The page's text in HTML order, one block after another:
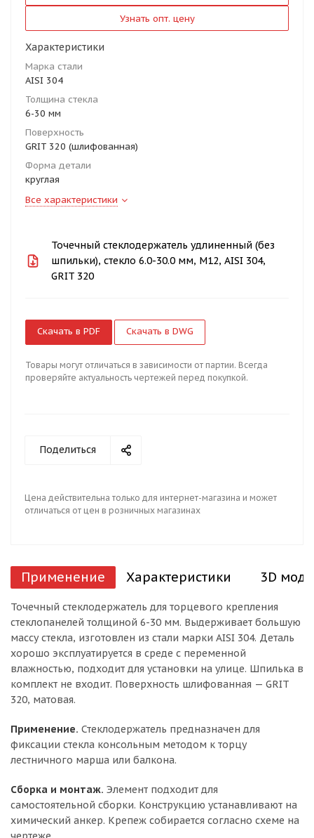
Узнать опт. цену
Характеристики
Марка стали
AISI 304
Толщина стекла
6-30 мм
Поверхность
GRIT 320 (шлифованная)
Форма детали
круглая
Все характеристики
Точечный стеклодержатель удлиненный (без
шпильки), стекло 6.0-30.0 мм, М12, AISI 304,
GRIT 320
Скачать в PDF Скачать в DWG
Товары могут отличаться в зависимости от партии. Всегда
проверяйте актуальность чертежей перед покупкой.
Поделиться
Цена действительна только для интернет-магазина и может
отличаться от цен в розничных магазинах
Применение Характеристики 3D
Точечный стеклодержатель для торцевого крепления
стеклопанелей толщиной 6-30 мм. Выдерживает большую
массу стекла, изготовлен из стали марки AISI 304. Деталь
хорошо эксплуатируется в среде с переменной
влажностью, подходит для установки на улице. Шпилька в
комплект не входит. Поверхность шлифованная — GRIT
320, матовая.
Применение. Стеклодержатель предназначен для
фиксации стекла консольным методом к торцу
лестничного марша или балкона.
Сборка и монтаж. Элемент подходит для
самостоятельной сборки. Конструкцию устанавливают на
химический анкер. Крепеж собирается согласно схеме на